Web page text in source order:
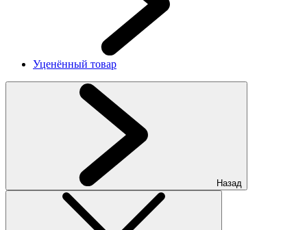
Уценённый товар
Назад